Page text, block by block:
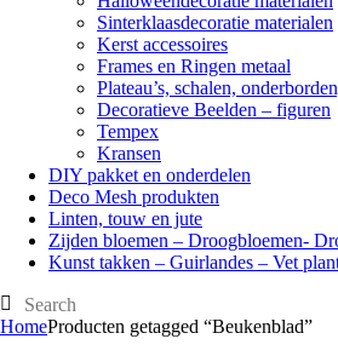
Sinterklaasdecoratie materialen
Kerst accessoires
Frames en Ringen metaal
Plateau’s, schalen,
Decoratieve Beelden – figuren
Tempex
Kransen
DIY pakket en onderdelen
Deco Mesh produkten
Linten, touw en jute
Zijden bloemen – Droogbloemen-
Kunst takken – Guirlandes – Vet
HomeProducten getagged “Beukenblad”